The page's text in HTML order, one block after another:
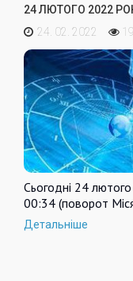
24 ЛЮТОГО 2022
24. 02. 2022
Сьогодні 24
00:34 (поворот
Детальніше